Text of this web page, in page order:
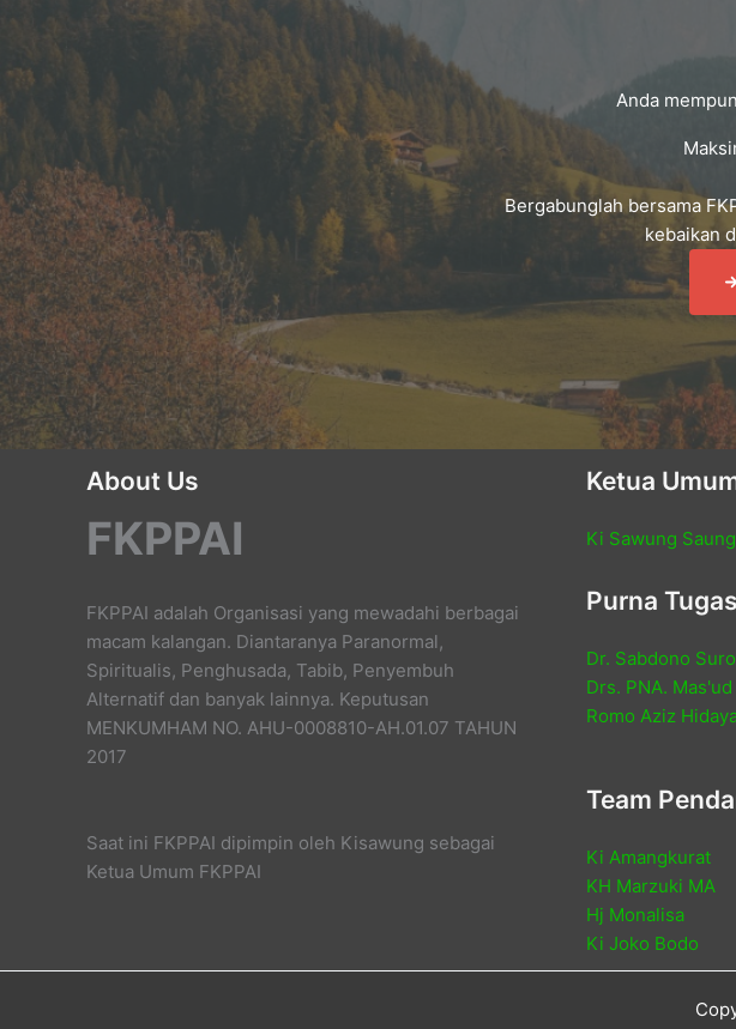
Anda
Bergabunglah bersama
kebaikan
About Us
FKPPAI
FKPPAI adalah Organisasi yang mewadahi berbagai
macam kalangan. Diantaranya Paranormal,
Spiritualis, Penghusada, Tabib, Penyembuh
Alternatif dan banyak lainnya. Keputusan
MENKUMHAM NO. AHU-0008810-AH.01.07 TAHUN
2017
Saat ini FKPPAI dipimpin oleh Kisawung sebagai
Ketua Umum FKPPAI
Ketua
Ki Sawung
Purna Tugas
Dr. Sabdono
Drs. PNA.
Romo Aziz
Team
Ki Amangkurat
KH Marzuki MA
Hj Monalisa
Ki Joko Bodo